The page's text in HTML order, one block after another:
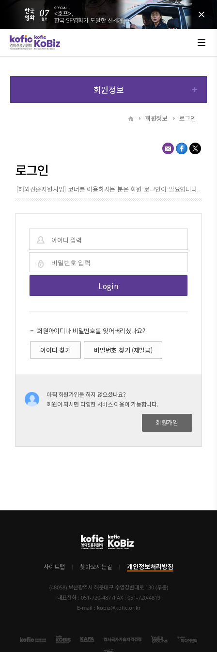
회원정보
회원정보 로그인
로그인
[해외진출지원사업] 코너를 이용하시는 분은 회원 로그인이 필요합니다.
회원아이디나 비밀번호를 잊어버리셨나요?
아이디 찾기 비밀번호 찾기 (재발급)
아직 회원가입을 하지 않으셨나요?
회원이 되시면 다양한 서비스 이용이 가능합니다.
회원가입
사이트맵 찾아오시는길 개인정보처리방침
(48058) 부산광역시 해운대구 수영강변대로 130 (우동)
대표전화 : 051-720-4877FAX : 051-720-4819
E-mail : kobiz@kofic.or.kr